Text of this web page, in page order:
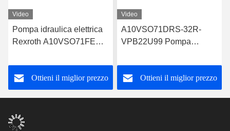
Video
Pompa idraulica elettrica
Rexroth A10VSO71FED-
Ottieni il miglior prezzo
Video
A10VSO71DRS-32R-
VPB22U99 Pompa
robusto
Ottieni il miglior prezzo